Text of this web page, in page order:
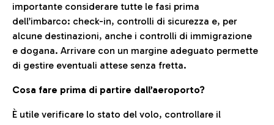
importante considerare tutte le fasi prima
dell’imbarco: check-in, controlli di sicurezza e, per
alcune destinazioni, anche i controlli di immigrazione
e dogana. Arrivare con un margine adeguato permette
di gestire eventuali attese senza fretta.
Cosa fare prima di partire dall’aeroporto?
È utile verificare lo stato del volo, controllare il